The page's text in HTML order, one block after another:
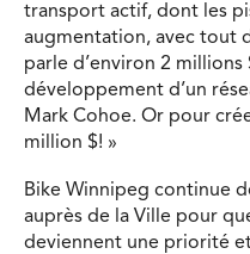
transport actif, dont les
augmentation, avec tout
parle d’environ 2 millions
développement d’un
Mark Cohoe. Or pour
million $! »
Bike Winnipeg continue
auprès de la Ville pour
deviennent une priorité